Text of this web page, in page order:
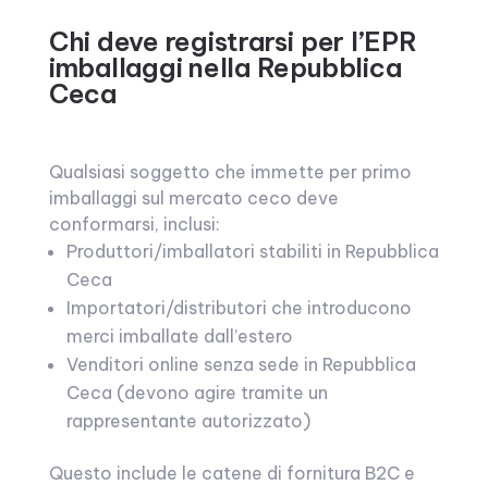
Chi deve registrarsi per l’EPR
imballaggi nella Repubblica
Ceca
Qualsiasi soggetto che immette per primo
imballaggi sul mercato ceco deve
conformarsi, inclusi:
Produttori/imballatori stabiliti in Repubblica
Ceca
Importatori/distributori che introducono
merci imballate dall’estero
Venditori online senza sede in Repubblica
Ceca (devono agire tramite un
rappresentante autorizzato)
Questo include le catene di fornitura B2C e